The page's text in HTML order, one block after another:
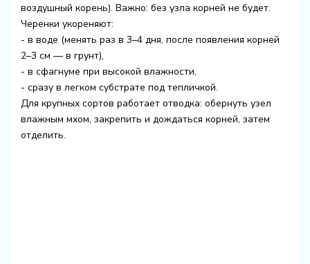
воздушный корень). Важно: без узла корней не будет.
Черенки укореняют:
- в воде (менять раз в 3–4 дня, после появления корней
2–3 см — в грунт),
- в сфагнуме при высокой влажности,
- сразу в легком субстрате под тепличкой.
Для крупных сортов работает отводка: обернуть узел
влажным мхом, закрепить и дождаться корней, затем
отделить.